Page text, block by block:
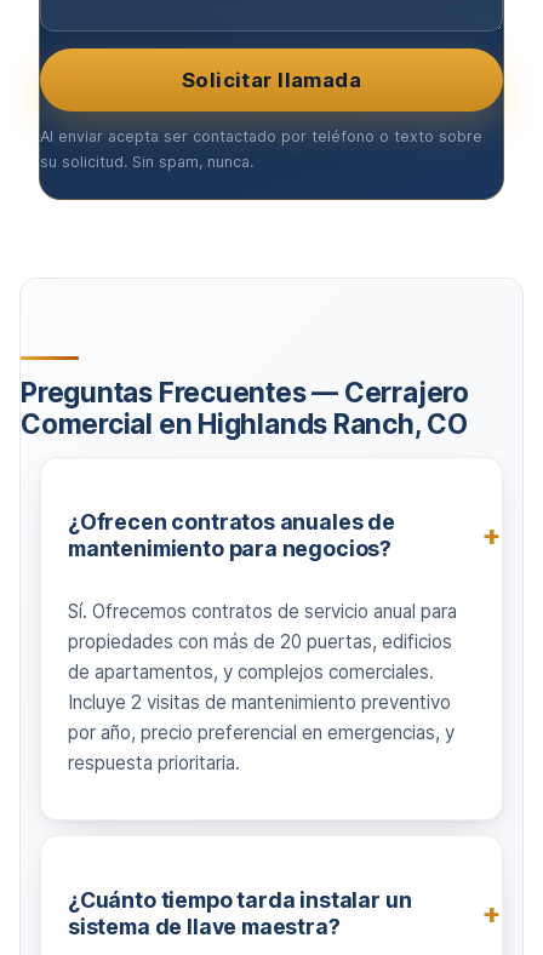
Solicitar llamada
Al enviar acepta ser contactado por teléfono o texto sobre
su solicitud. Sin spam, nunca.
Preguntas Frecuentes — Cerrajero
Comercial en Highlands Ranch, CO
¿Ofrecen contratos anuales de
mantenimiento para negocios?
Sí. Ofrecemos contratos de servicio anual para
propiedades con más de 20 puertas, edificios
de apartamentos, y complejos comerciales.
Incluye 2 visitas de mantenimiento preventivo
por año, precio preferencial en emergencias, y
respuesta prioritaria.
¿Cuánto tiempo tarda instalar un
sistema de llave maestra?